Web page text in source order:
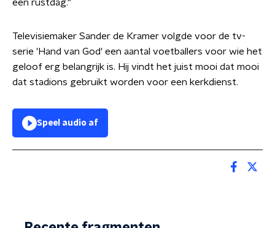
een rustdag."
Televisiemaker Sander de Kramer volgde voor de tv-
serie 'Hand van God' een aantal voetballers voor wie het
geloof erg belangrijk is. Hij vindt het juist mooi dat mooi
dat stadions gebruikt worden voor een kerkdienst.
Speel audio af